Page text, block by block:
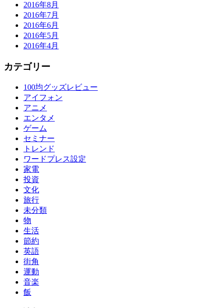
2016年8月
2016年7月
2016年6月
2016年5月
2016年4月
カテゴリー
100均グッズレビュー
アイフォン
アニメ
エンタメ
ゲーム
セミナー
トレンド
ワードプレス設定
家電
投資
文化
旅行
未分類
物
生活
節約
英語
街角
運動
音楽
飯